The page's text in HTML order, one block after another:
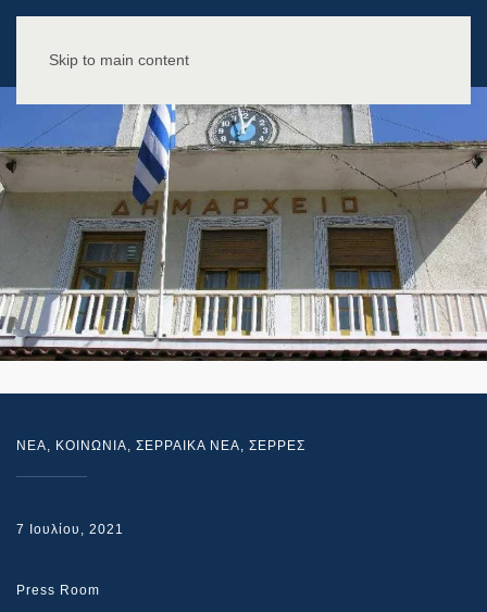
Skip to main content
NEA, ΚΟΙΝΩΝΙΑ, ΣΕΡΡΑΙΚΑ ΝΕΑ, ΣΕΡΡΕΣ
7 Ιουλίου, 2021
Press Room